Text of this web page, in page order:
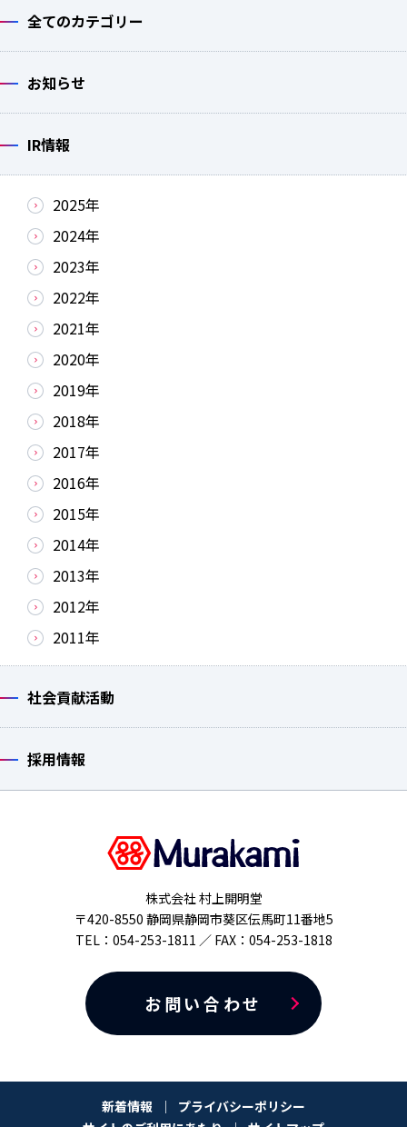
全てのカテゴリー
お知らせ
IR情報
2025年
2024年
2023年
2022年
2021年
2020年
2019年
2018年
2017年
2016年
2015年
2014年
2013年
2012年
2011年
社会貢献活動
採用情報
株式会社 村上開明堂
〒420-8550 静岡県静岡市葵区伝馬町11番地5
TEL：054-253-1811 ／ FAX：054-253-1818
お問い合わせ
新着情報
プライバシーポリシー